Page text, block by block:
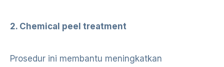
2. Chemical peel treatment
Prosedur ini membantu meningkatkan